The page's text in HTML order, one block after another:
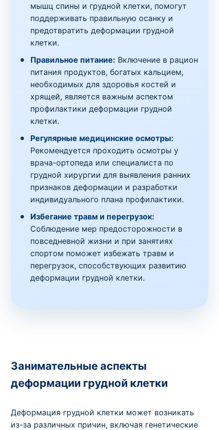
мышц спины и грудной клетки, помогут
поддерживать правильную осанку и
предотвратить деформации грудной
клетки.
Правильное питание: Включение в рацион
питания продуктов, богатых кальцием,
необходимых для здоровья костей и
хрящей, является важным аспектом
профилактики деформации грудной
клетки.
Регулярные медицинские осмотры:
Рекомендуется проходить осмотры у
врача-ортопеда или специалиста по
грудной хирургии для выявления ранних
признаков деформации и разработки
индивидуального плана профилактики.
Избегание травм и перегрузок:
Соблюдение мер предосторожности в
повседневной жизни и при занятиях
спортом поможет избежать травм и
перегрузок, способствующих развитию
деформации грудной клетки.
Занимательные аспекты
деформации грудной клетки
Деформация грудной клетки может возникать
из-за различных причин, включая генетические